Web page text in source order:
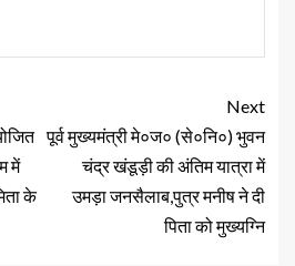
में
के
Next
पूर्व मुख्यमंत्री मे०ज० (से०नि०) भुवन
चंद्र खंडूड़ी की अंतिम यात्रा में
उमड़ा जनसैलाब,पुत्र मनीष ने दी
पिता को मुख्यग्नि